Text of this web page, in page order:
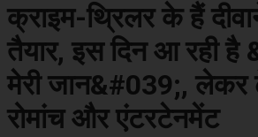
क्राइम-थ्रिलर के हैं
तैयार, इस दिन आ रही है
मेरी जान&#039;, लेकर
रोमांच और एंटरटेनमेंट